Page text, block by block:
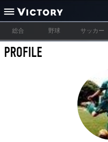
総合 野球 サッカー
PROFILE